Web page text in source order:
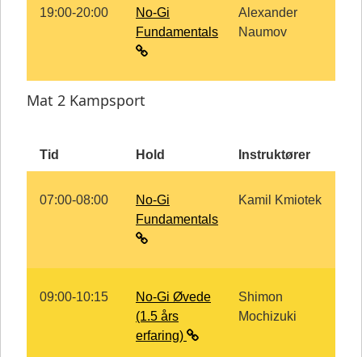
19:00-20:00
No-Gi
Fundamentals
Alexander
Naumov
Mat 2 Kampsport
Tid Hold Instruktører
07:00-08:00
No-Gi
Fundamentals
Kamil Kmiotek
09:00-10:15
No-Gi Øvede
(1.5 års
erfaring)
Shimon
Mochizuki